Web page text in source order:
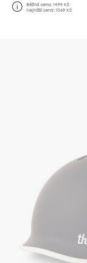
Běžná cena:1499 Kč
Nejnižší cena:1069 Kč